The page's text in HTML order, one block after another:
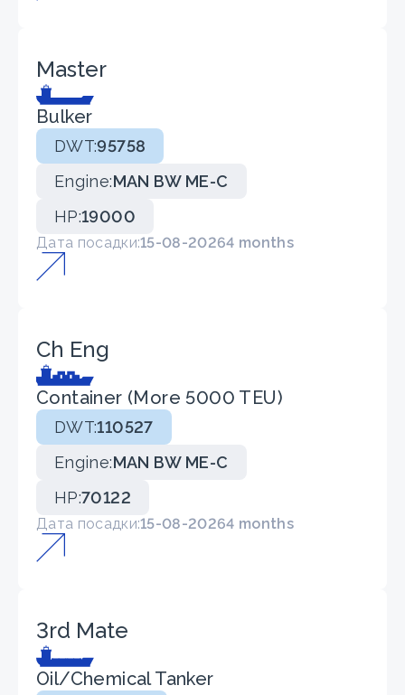
Master
Bulker
DWT:95758
Engine:MAN BW ME-C
HP:19000
Дата посадки:15-08-20264 months
Ch Eng
Container (More 5000 TEU)
DWT:110527
Engine:MAN BW ME-C
HP:70122
Дата посадки:15-08-20264 months
3rd Mate
Oil/Chemical Tanker